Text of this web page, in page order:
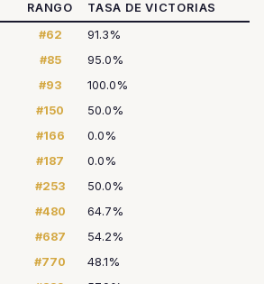
RANGO
TASA DE VICTORIAS
#62
91.3%
#85
95.0%
#93
100.0%
#150
50.0%
#166
0.0%
#187
0.0%
#253
50.0%
#480
64.7%
#687
54.2%
#770
48.1%